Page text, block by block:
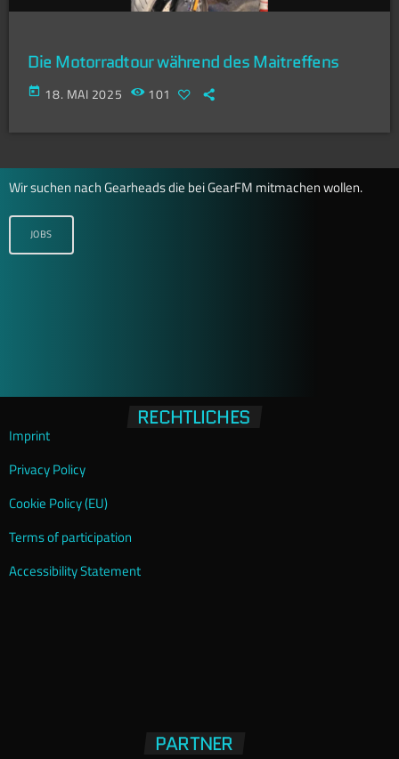
Die Motorradtour während des Maitreffens
today 18. MAI 2025 101
Wir suchen nach Gearheads die bei GearFM mitmachen wollen.
JOBS
RECHTLICHES
Imprint
Privacy Policy
Cookie Policy (EU)
Terms of participation
Accessibility Statement
PARTNER